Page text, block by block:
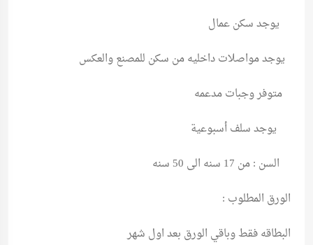
يوجد سكن عمال
يوجد مواصلات داخليه من سكن للمصنع والعكس
متوفر وجبات مدعمه
يوجد سلف أسبوعية
السن : من 17 سنه الى 50 سنه
الورق المطلوب :
البطاقه فقط وباقي الورق بعد اول شهر